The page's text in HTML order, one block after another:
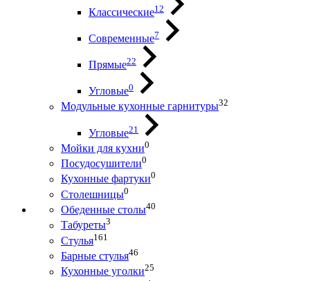
Классические12
Современные7
Прямые22
Угловые0
Модульные кухонные гарнитуры32
Угловые21
Мойки для кухни0
Посудосушители0
Кухонные фартуки0
Столешницы0
Обеденные столы40
Табуреты3
Стулья161
Барные стулья46
Кухонные уголки25